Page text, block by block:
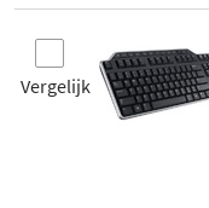
Vergelijk